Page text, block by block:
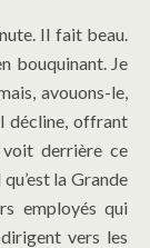
Il fait beau.
bouquinant. Je
avouons-le,
décline, offrant
voit derrière ce
la Grande
employés qui
vers les